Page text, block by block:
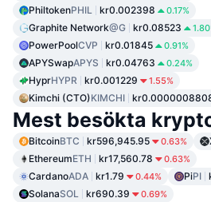
PhiltokenPHIL kr0.002398 0.17%
Graphite Network@G kr0.08523
PowerPoolCVP kr0.01845 0.91%
APYSwapAPYS kr0.04763 0.24%
HyprHYPR kr0.001229 1.55%
Kimchi (CTO)KIMCHI
Mest besökta
BitcoinBTC kr596,945.95 0.63%
EthereumETH kr17,560.78 0.63%
CardanoADA kr1.79 0.44% PiPI
SolanaSOL kr690.39 0.69%